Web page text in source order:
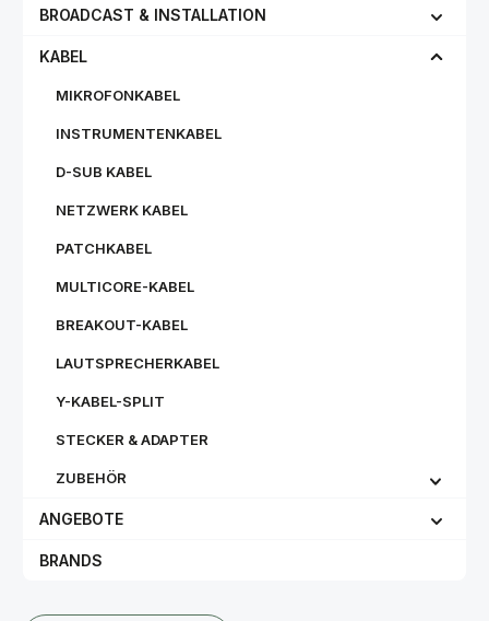
BROADCAST & INSTALLATION
KABEL
MIKROFONKABEL
INSTRUMENTENKABEL
D-SUB KABEL
NETZWERK KABEL
PATCHKABEL
MULTICORE-KABEL
BREAKOUT-KABEL
LAUTSPRECHERKABEL
Y-KABEL-SPLIT
STECKER & ADAPTER
ZUBEHÖR
ANGEBOTE
BRANDS